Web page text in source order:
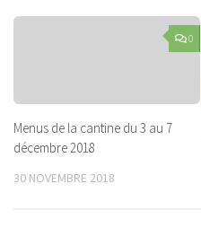
0
Menus de la cantine du 3 au 7
décembre 2018
30 NOVEMBRE 2018